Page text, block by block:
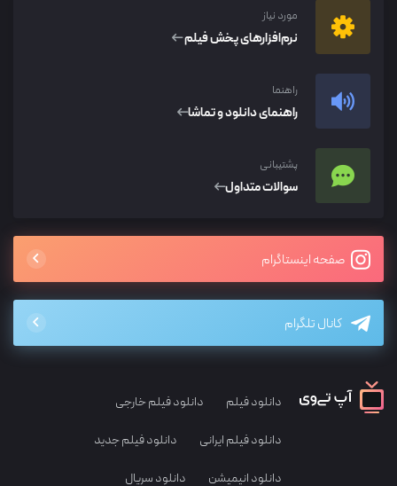
مورد نیاز
نرم‌افزار‌های پخش فیلم
راهنما
راهنمای دانلود و تماشا
پشتیبانی
سوالات متداول
صفحه اینستاگرام
کانال تلگرام
دانلود فیلم دانلود فیلم خارجی
دانلود فیلم ایرانی دانلود فیلم جدید
دانلود انیمیشن دانلود سریال